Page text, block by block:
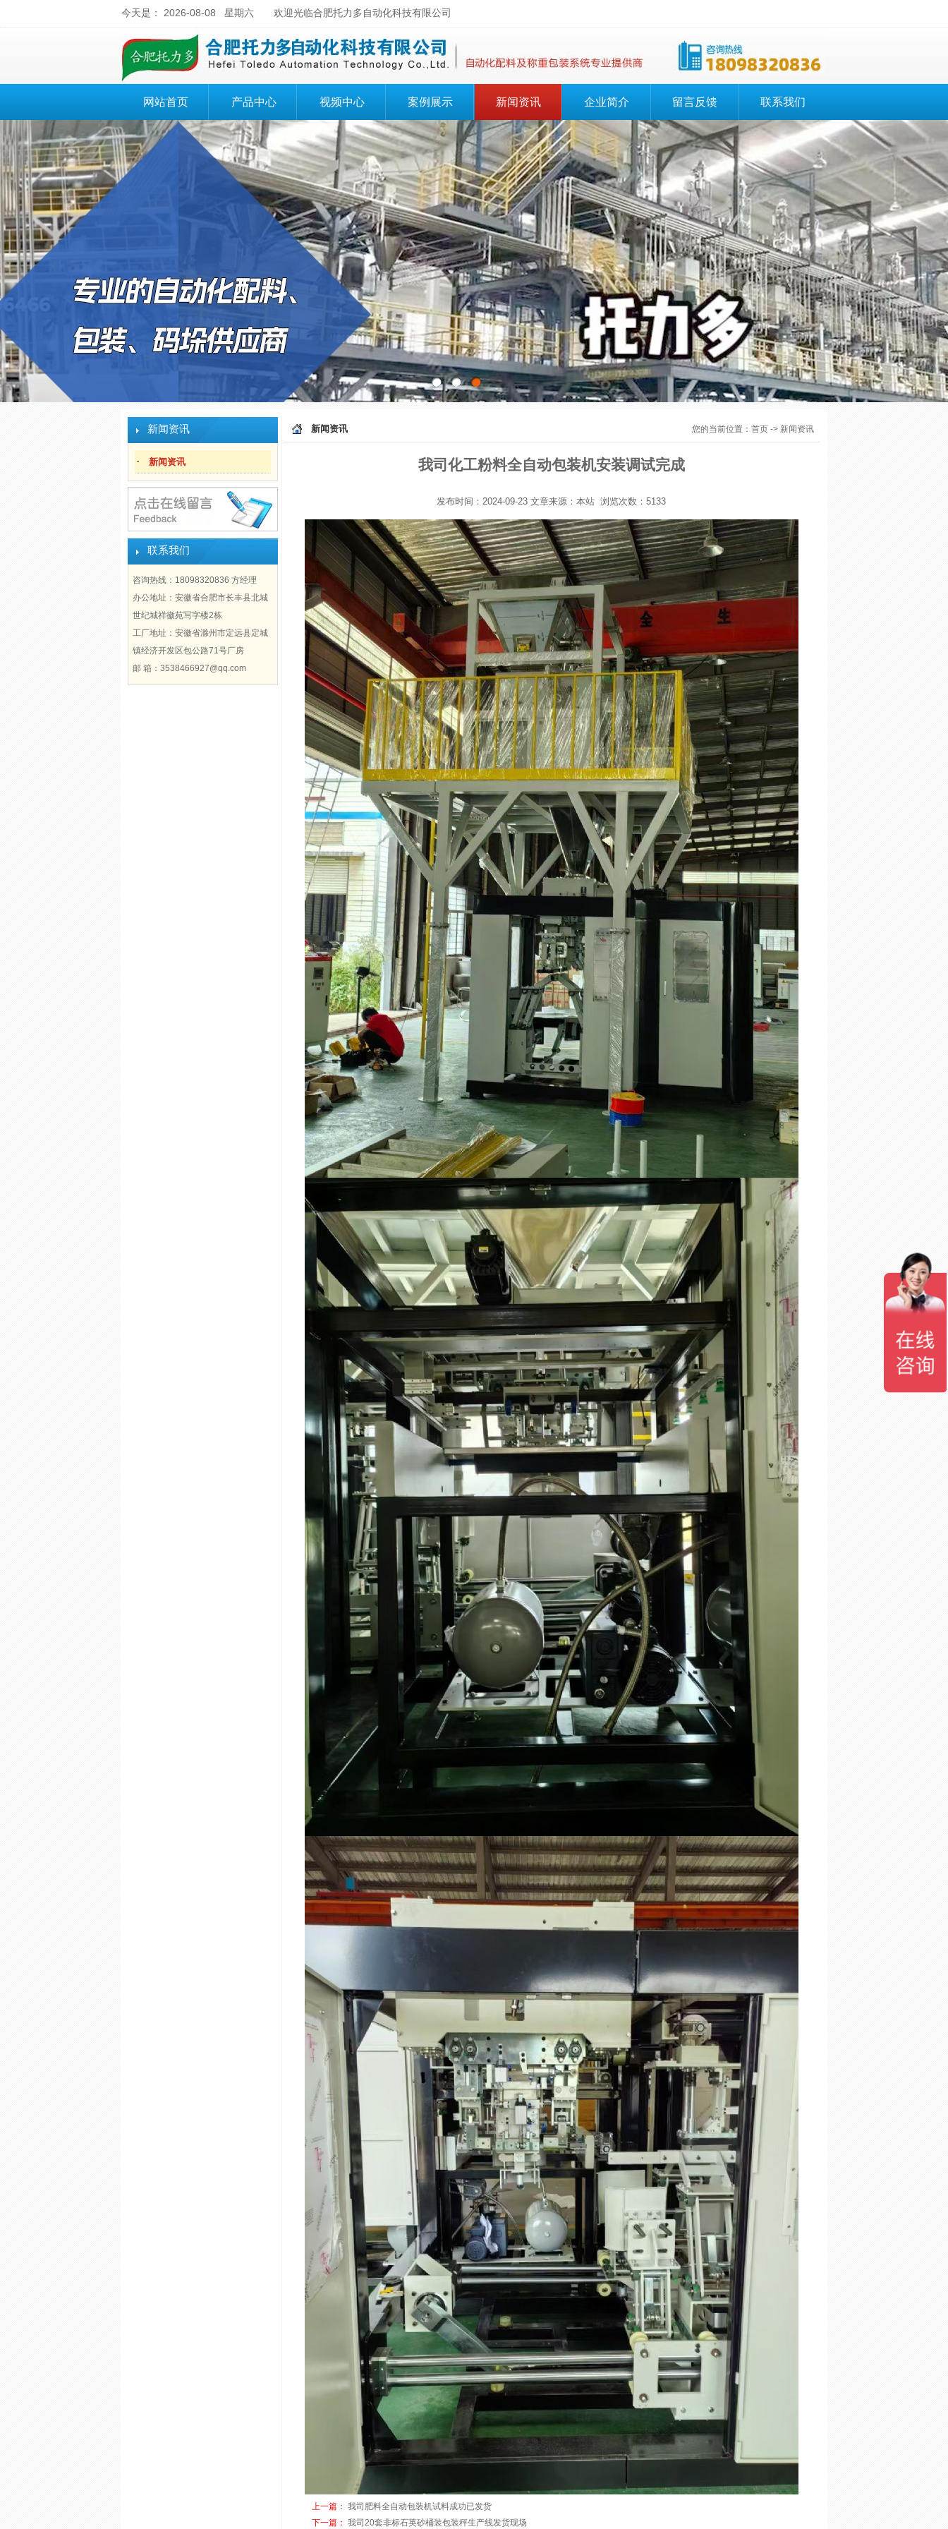
今天是： 2026-08-08 星期六 欢迎光临合肥托力多自动化科技有限公司
网站首页 产品中心 视频中心 案例展示 新闻资讯 企业简介 留言反馈 联系我们
新闻资讯
新闻资讯
联系我们
咨询热线：18098320836 方经理
办公地址：安徽省合肥市长丰县北城
世纪城祥徽苑写字楼2栋
工厂地址：安徽省滁州市定远县定城
镇经济开发区包公路71号厂房
邮 箱：3538466927@qq.com
新闻资讯 您的当前位置： 首页-> 新闻资讯
我司化工粉料全自动包装机安装调试完成
发布时间：2024-09-23 文章来源：本站 浏览次数：5133
上一篇： 我司肥料全自动包装机试料成功已发货
下一篇： 我司20套非标石英砂桶装包装秤生产线发货现场